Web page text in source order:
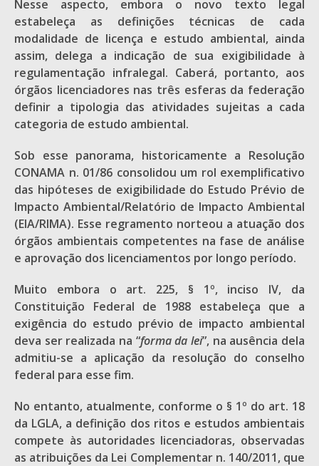
Nesse aspecto, embora o novo texto legal
estabeleça as definições técnicas de cada
modalidade de licença e estudo ambiental, ainda
assim, delega a indicação de sua exigibilidade à
regulamentação infralegal. Caberá, portanto, aos
órgãos licenciadores nas três esferas da federação
definir a tipologia das atividades sujeitas a cada
categoria de estudo ambiental.
Sob esse panorama, historicamente a Resolução
CONAMA n. 01/86 consolidou um rol exemplificativo
das hipóteses de exigibilidade do Estudo Prévio de
Impacto Ambiental/Relatório de Impacto Ambiental
(EIA/RIMA). Esse regramento norteou a atuação dos
órgãos ambientais competentes na fase de análise
e aprovação dos licenciamentos por longo período.
Muito embora o art. 225, § 1º, inciso IV, da
Constituição Federal de 1988 estabeleça que a
exigência do estudo prévio de impacto ambiental
deva ser realizada na “forma da lei”, na ausência dela
admitiu-se a aplicação da resolução do conselho
federal para esse fim.
No entanto, atualmente, conforme o § 1º do art. 18
da LGLA, a definição dos ritos e estudos ambientais
compete às autoridades licenciadoras, observadas
as atribuições da Lei Complementar n. 140/2011, que